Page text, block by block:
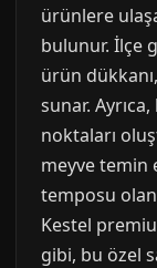
ürünlere
bulunur. İlçe
ürün
sunar.
noktaları
meyve temin
temposu
Kestel
gibi, bu özel